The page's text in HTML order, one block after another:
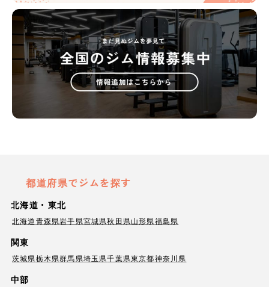
都道府県でジムを探す
北海道・東北
北海道青森県岩手県宮城県秋田県山形県福島県
関東
茨城県栃木県群馬県埼玉県千葉県東京都神奈川県
中部